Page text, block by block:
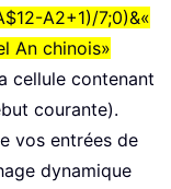
A2+1)/7;0)&«
An chinois»
cellule contenant
courante).
vos entrées de
dynamique